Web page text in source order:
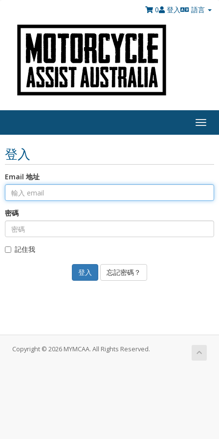
語言
登入
0
登入
Email 地址
密碼
記住我
忘記密碼？
Copyright © 2026 MYMCAA. All Rights Reserved.